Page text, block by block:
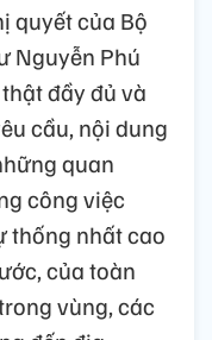
quyết của Bộ
Nguyễn Phú
đầy đủ và
cầu, nội dung
quan
công việc
thống nhất cao
của toàn
vùng, các